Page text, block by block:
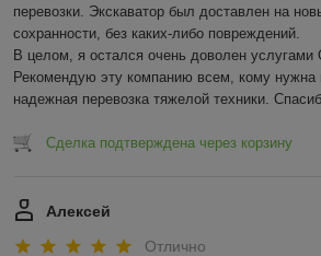
перевозки. Экскаватор был доставлен на
сохранности, без каких-либо повреждений.
В целом, я остался очень доволен
Рекомендую эту компанию всем, кому нужна
надежная перевозка тяжелой техники.
Сделка подтверждена через корзину
Алексей
Отлично